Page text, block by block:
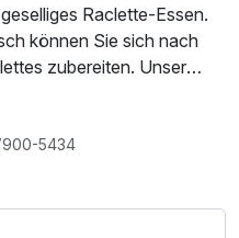
Raclette-Essen.
können Sie sich nach
zubereiten. Unser
und umfasst Bio-
frisch
köstliches Grillfleisch
W-LAN Nutzung /
5434